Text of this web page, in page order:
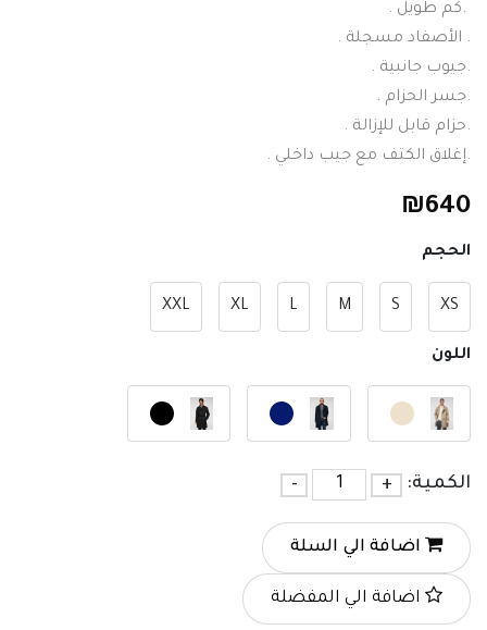
.كم طويل .
. الأصفاد مسجلة .
.جيوب جانبية .
.جسر الحزام .
.حزام قابل للإزالة .
.إغلاق الكتف مع جيب داخلي .
₪640
الحجم
XS
S
M
L
XL
XXL
اللون
الكمية: +
-
اضافة الي السلة
اضافة الي المفضلة